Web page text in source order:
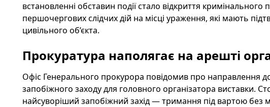
встановленні обставин події стало відкриття
першочергових слідчих дій на місці ураження, які мають
цивільного об’єкта.
Прокуратура наполягає на арешті
Офіс Генерального прокурора повідомив про направлення
запобіжного заходу для головного організатора виставки.
найсуворіший запобіжний захід — тримання під вартою без